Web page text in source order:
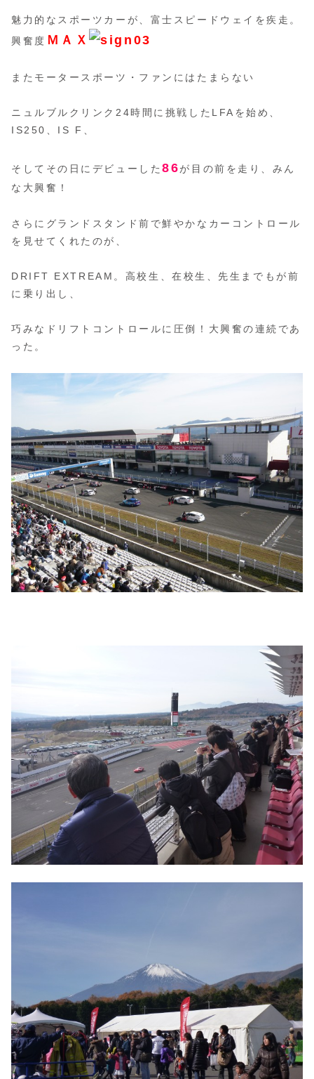
魅力的なスポーツカーが、富士スピードウェイを疾走。
興奮度 ＭＡＸ
またモータースポーツ・ファンにはたまらない
ニュルブルクリンク24時間に挑戦したLFAを始め、
IS250、IS F、
そしてその日にデビューした86が目の前を走り、みん
な大興奮！
さらにグランドスタンド前で鮮やかなカーコントロール
を見せてくれたのが、
DRIFT EXTREAM。高校生、在校生、先生までもが前
に乗り出し、
巧みなドリフトコントロールに圧倒！大興奮の連続であ
った。